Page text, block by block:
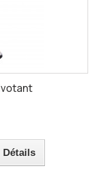
Détails